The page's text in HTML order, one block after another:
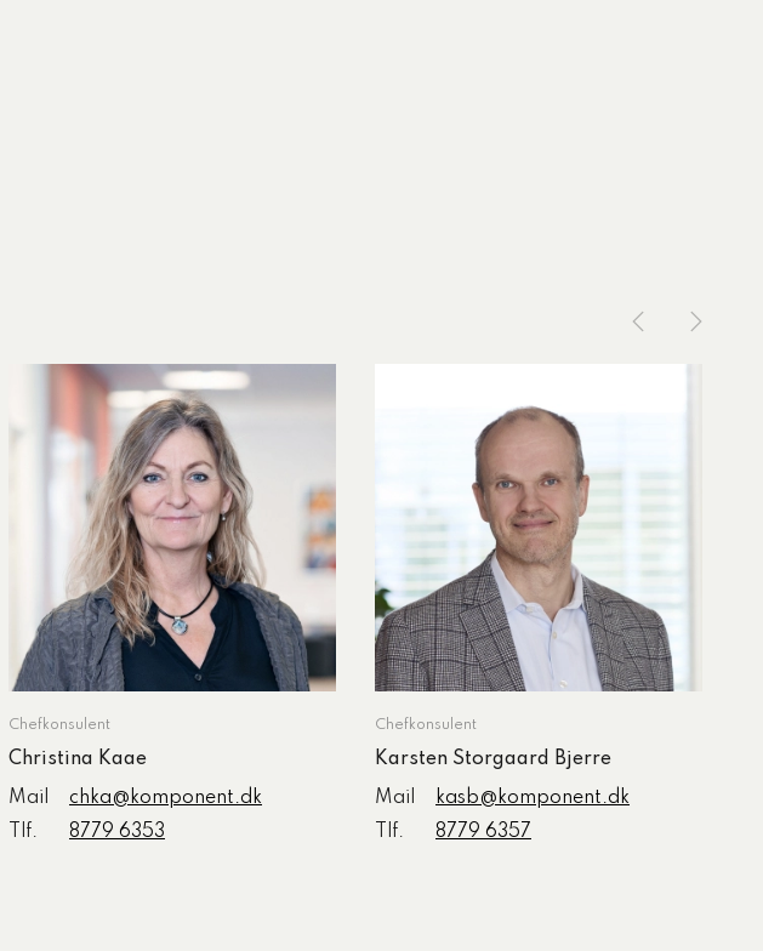
Chefkonsulent
Christina Kaae
Mail
chka@komponent.dk
Tlf.
8779 6353
Chefkonsulent
Karsten Storgaard Bjerre
Mail
kasb@komponent.dk
Tlf.
8779 6357